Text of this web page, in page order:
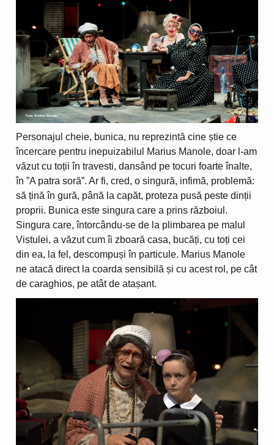
Personajul cheie, bunica, nu reprezintă cine știe ce
încercare pentru inepuizabilul Marius Manole, doar l-am
văzut cu toții în travesti, dansând pe tocuri foarte înalte,
în ”A patra soră”. Ar fi, cred, o singură, infimă, problemă:
să țină în gură, până la capăt, proteza pusă peste dinții
proprii. Bunica este singura care a prins războiul.
Singura care, întorcându-se de la plimbarea pe malul
Vistulei, a văzut cum îi zboară casa, bucăți, cu toți cei
din ea, la fel, descompuși în particule. Marius Manole
ne atacă direct la coarda sensibilă și cu acest rol, pe cât
de caraghios, pe atât de atașant.